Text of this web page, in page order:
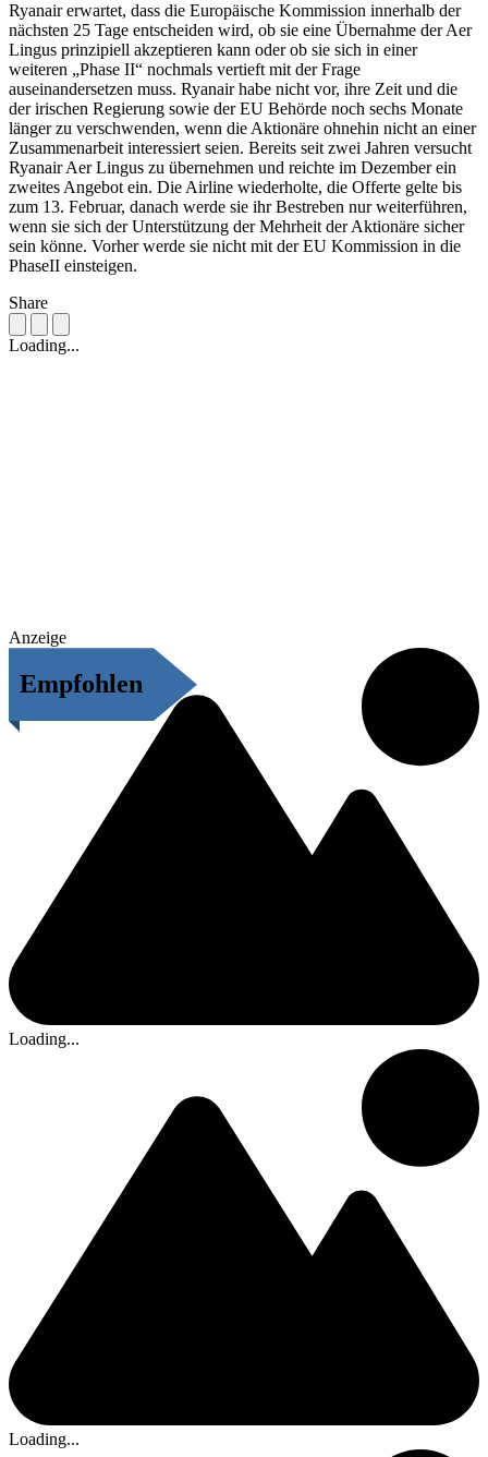
Ryanair erwartet, dass die Europäische Kommission innerhalb der
nächsten 25 Tage entscheiden wird, ob sie eine Übernahme der Aer
Lingus prinzipiell akzeptieren kann oder ob sie sich in einer
weiteren „Phase II“ nochmals vertieft mit der Frage
auseinandersetzen muss. Ryanair habe nicht vor, ihre Zeit und die
der irischen Regierung sowie der EU Behörde noch sechs Monate
länger zu verschwenden, wenn die Aktionäre ohnehin nicht an einer
Zusammenarbeit interessiert seien. Bereits seit zwei Jahren versucht
Ryanair Aer Lingus zu übernehmen und reichte im Dezember ein
zweites Angebot ein. Die Airline wiederholte, die Offerte gelte bis
zum 13. Februar, danach werde sie ihr Bestreben nur weiterführen,
wenn sie sich der Unterstützung der Mehrheit der Aktionäre sicher
sein könne. Vorher werde sie nicht mit der EU Kommission in die
PhaseII einsteigen.
Share
Loading...
Anzeige
Empfohlen
Loading...
Loading...